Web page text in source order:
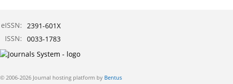
eISSN: 2391-601X
ISSN: 0033-1783
© 2006-2026 Journal hosting platform by Bentus